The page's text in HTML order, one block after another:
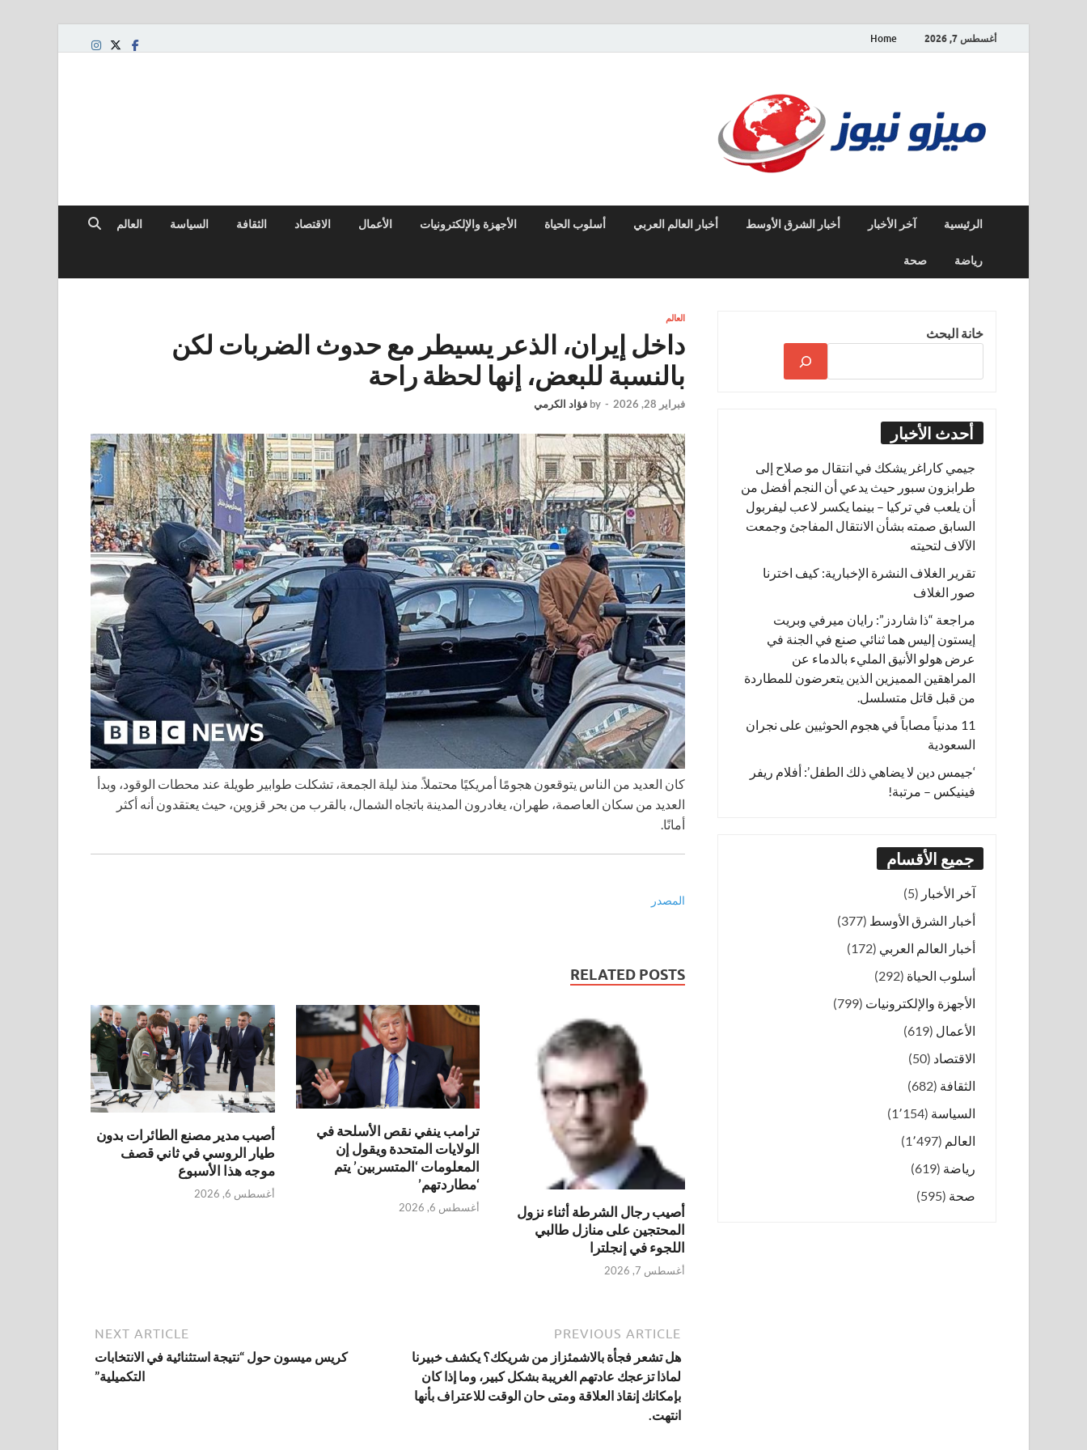
أغسطس 7, 2026 Home
الرئيسية آخر الأخبار أخبار الشرق الأوسط أخبار العالم العربي أسلوب الحياة الأجهزة والإلكترونيات الأعمال الاقتصاد الثقافة السياسة العالم
رياضة صحة
العالم
داخل إيران، الذعر يسيطر مع حدوث الضربات لكن
بالنسبة للبعض، إنها لحظة راحة
فبراير 28, 2026 -
by فؤاد الكرمي
كان العديد من الناس يتوقعون هجومًا أمريكيًا محتملاً. منذ ليلة الجمعة، تشكلت طوابير طويلة عند محطات الوقود، وبدأ
العديد من سكان العاصمة، طهران، يغادرون المدينة باتجاه الشمال، بالقرب من بحر قزوين، حيث يعتقدون أنه أكثر
أمانًا.
المصدر
RELATED POSTS
أصيب رجال الشرطة أثناء نزول
المحتجين على منازل طالبي
اللجوء في إنجلترا
أغسطس 7, 2026
ترامب ينفي نقص الأسلحة في
الولايات المتحدة ويقول إن
المعلومات ‘المتسربين’ يتم
‘مطاردتهم’
أغسطس 6, 2026
أصيب مدير مصنع الطائرات بدون
طيار الروسي في ثاني قصف
موجه هذا الأسبوع
أغسطس 6, 2026
PREVIOUS ARTICLE
هل تشعر فجأة بالاشمئزاز من شريكك؟ يكشف خبيرنا
لماذا تزعجك عادتهم الغريبة بشكل كبير، وما إذا كان
بإمكانك إنقاذ العلاقة ومتى حان الوقت للاعتراف بأنها
انتهت.
NEXT ARTICLE
كريس ميسون حول “نتيجة استثنائية في الانتخابات
التكميلية”
خانة البحث
أحدث الأخبار
جيمي كاراغر يشكك في انتقال مو صلاح إلى
طرابزون سبور حيث يدعي أن النجم أفضل من
أن يلعب في تركيا – بينما يكسر لاعب ليفربول
السابق صمته بشأن الانتقال المفاجئ وجمعت
الآلاف لتحيته
تقرير الغلاف النشرة الإخبارية: كيف اخترنا
صور الغلاف
مراجعة “ذا شاردز”: رايان ميرفي وبريت
إيستون إليس هما ثنائي صنع في الجنة في
عرض هولو الأنيق المليء بالدماء عن
المراهقين المميزين الذين يتعرضون للمطاردة
من قبل قاتل متسلسل.
11 مدنياً مصاباً في هجوم الحوثيين على نجران
السعودية
‘جيمس دين لا يضاهي ذلك الطفل’: أفلام ريفر
فينيكس – مرتبة!
جميع الأقسام
آخر الأخبار (5)
أخبار الشرق الأوسط (377)
أخبار العالم العربي (172)
أسلوب الحياة (292)
الأجهزة والإلكترونيات (799)
الأعمال (619)
الاقتصاد (50)
الثقافة (682)
السياسة (1٬154)
العالم (1٬497)
رياضة (619)
صحة (595)